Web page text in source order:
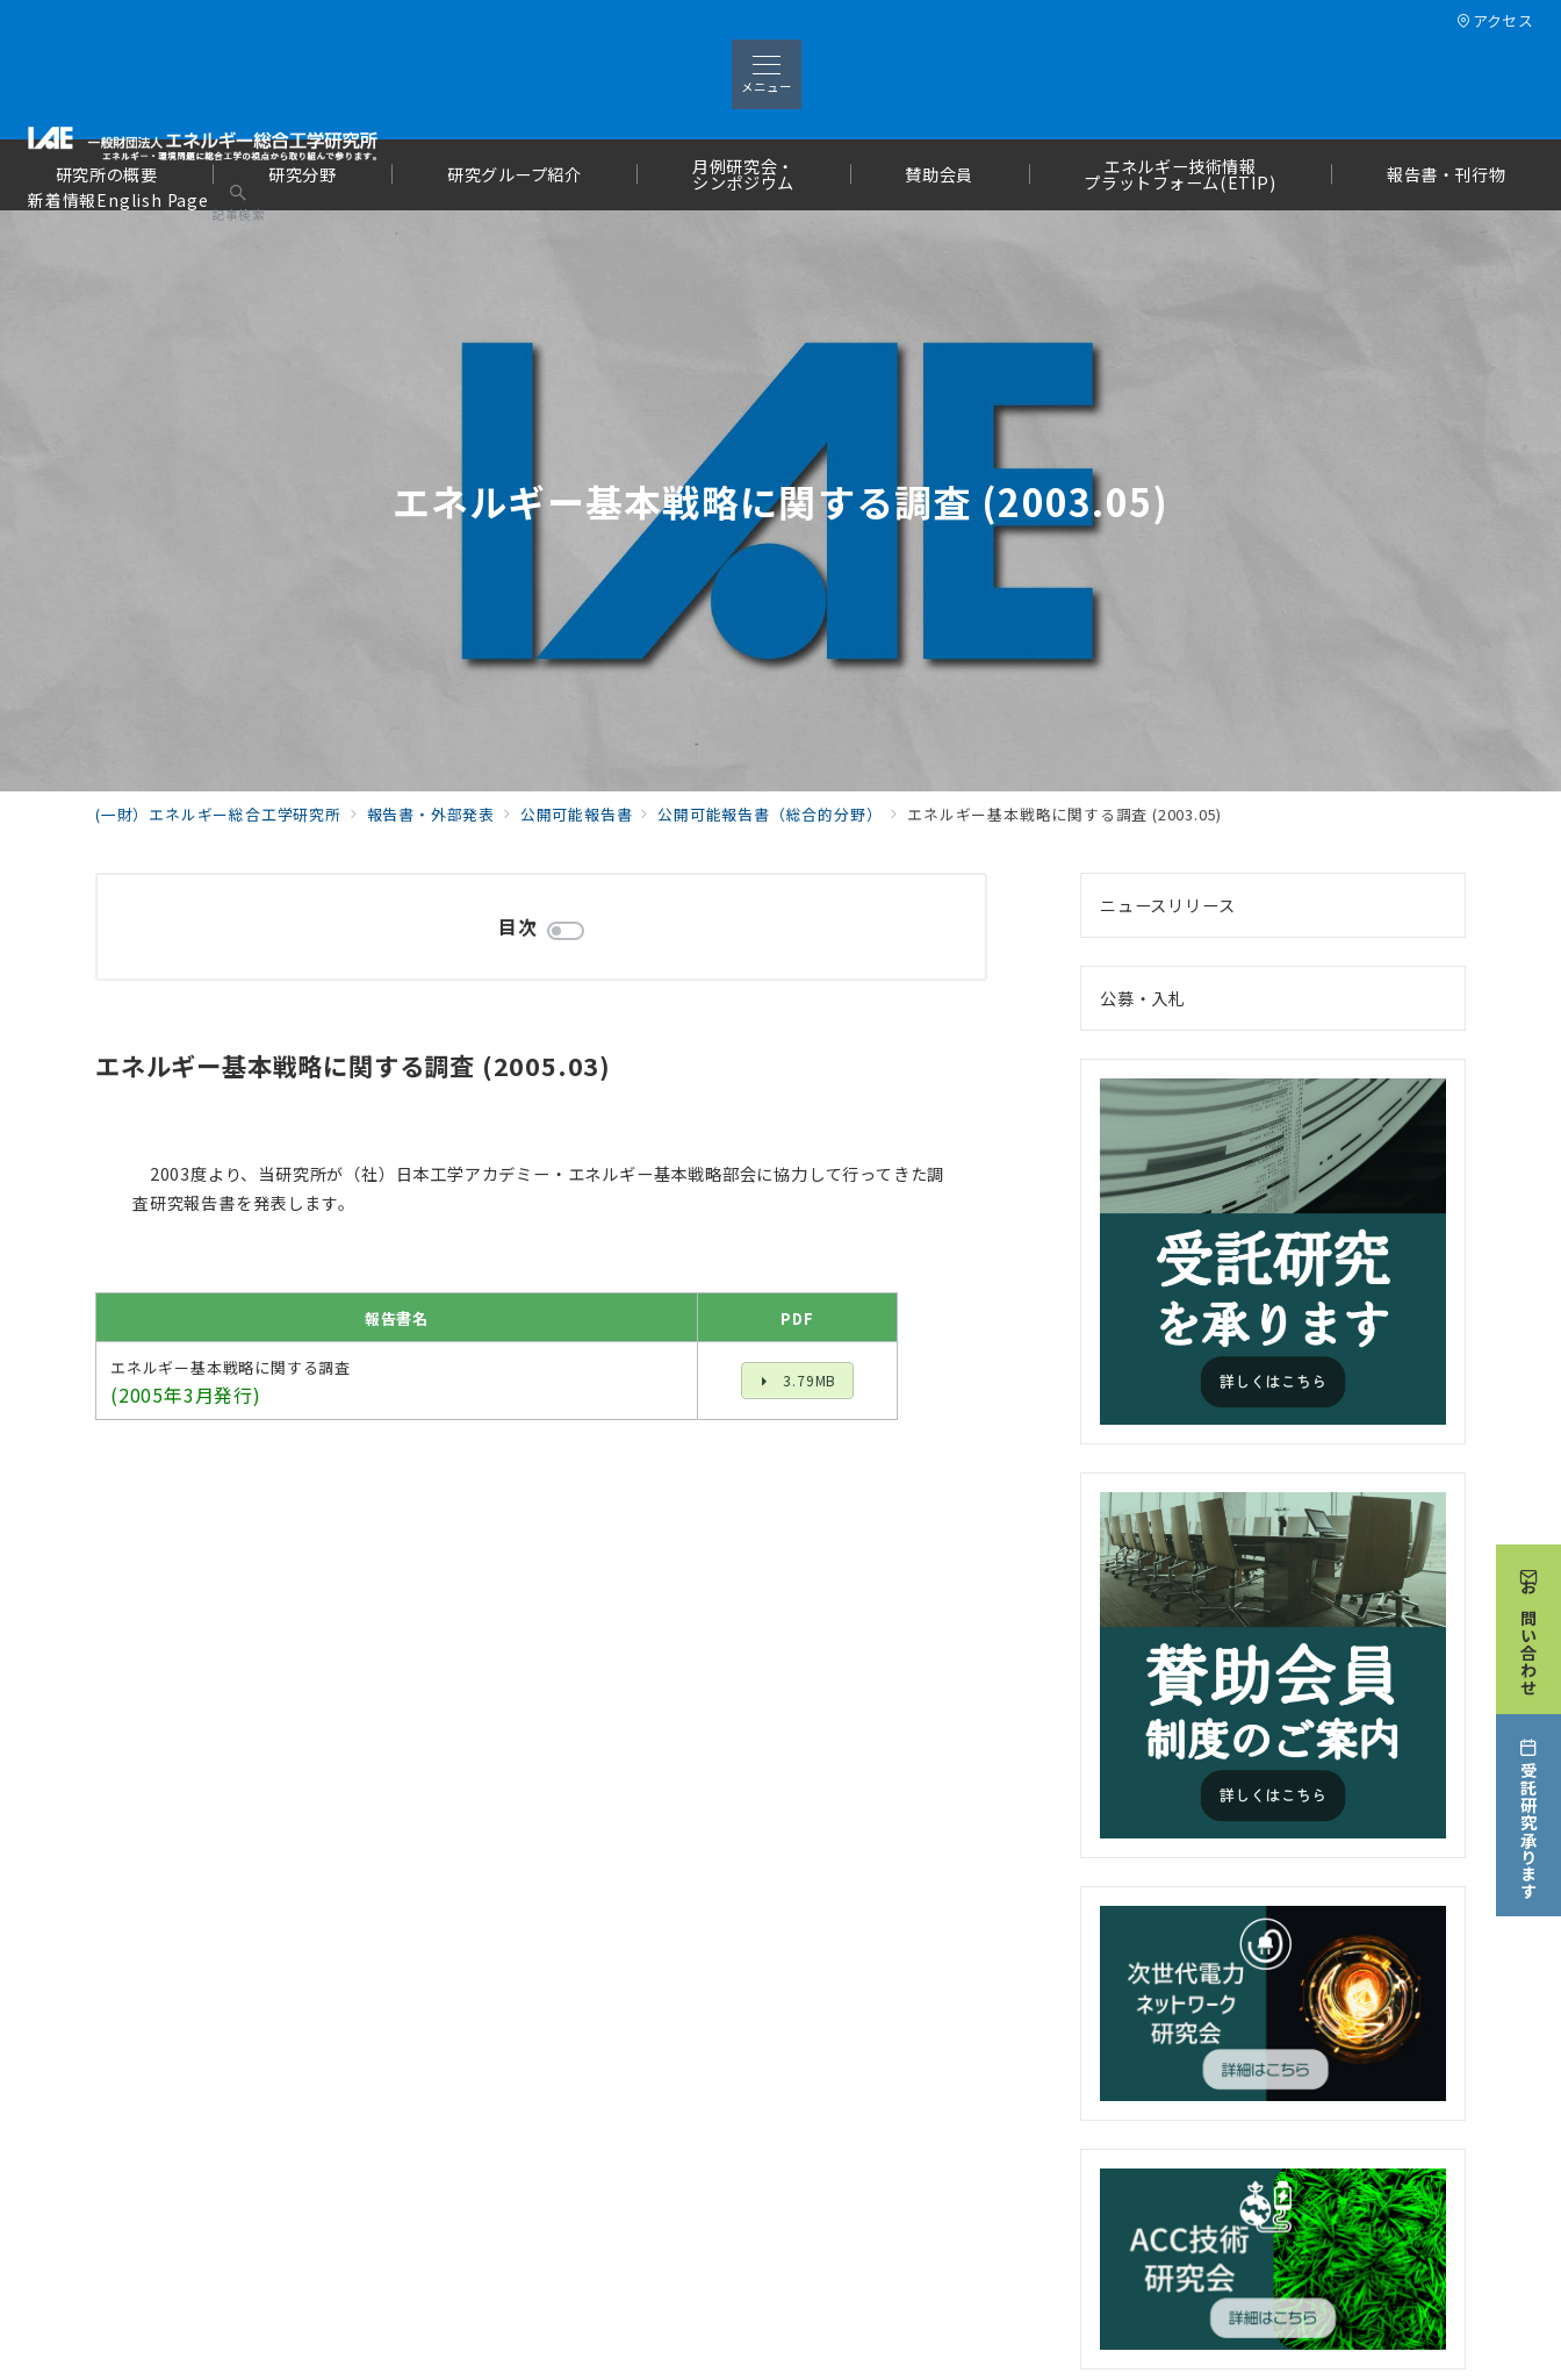
アクセス
メニュー
新着情報English Page
記事検索
研究所の概要 研究分野 研究グループ紹介 月例研究会・
シンポジウム 賛助会員 エネルギー技術情報
プラットフォーム(ETIP) 報告書・刊行物
エネルギー基本戦略に関する調査 (2003.05)
(一財）エネルギー総合工学研究所 報告書・外部発表 公開可能報告書 公開可能報告書（総合的分野） エネルギー基本戦略に関する調査 (2003.05)
目次
エネルギー基本戦略に関する調査 (2005.03)
2003度より、当研究所が（社）日本工学アカデミー・エネルギー基本戦略部会に協力して行ってきた調
査研究報告書を発表します。
報告書名 PDF
エネルギー基本戦略に関する調査
(2005年3月発行)
3.79MB
ニュースリリース
公募・入札
お問い合わせ
受託研究承ります